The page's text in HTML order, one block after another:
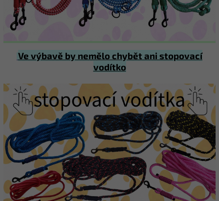
Ve výbavě by nemělo chybět ani stopovací
vodítko